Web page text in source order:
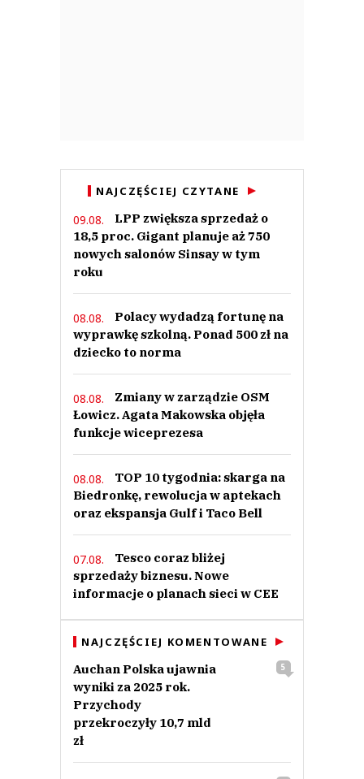
NAJCZĘŚCIEJ CZYTANE
09.08.
LPP zwiększa sprzedaż o
18,5 proc. Gigant planuje aż 750
nowych salonów Sinsay w tym
roku
08.08.
Polacy wydadzą fortunę na
wyprawkę szkolną. Ponad 500 zł na
dziecko to norma
08.08.
Zmiany w zarządzie OSM
Łowicz. Agata Makowska objęła
funkcje wiceprezesa
08.08.
TOP 10 tygodnia: skarga na
Biedronkę, rewolucja w aptekach
oraz ekspansja Gulf i Taco Bell
07.08.
Tesco coraz bliżej
sprzedaży biznesu. Nowe
informacje o planach sieci w CEE
NAJCZĘŚCIEJ KOMENTOWANE
Auchan Polska ujawnia
wyniki za 2025 rok.
Przychody
przekroczyły 10,7 mld
zł
5